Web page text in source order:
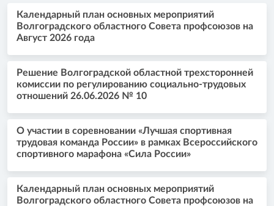
Календарный план основных мероприятий
Волгоградского областного Совета профсоюзов на
Август 2026 года
Решение Волгоградской областной трехсторонней
комиссии по регулированию социально-трудовых
отношений 26.06.2026 № 10
О участии в соревновании «Лучшая спортивная
трудовая команда России» в рамках Всероссийского
спортивного марафона «Сила России»
Календарный план основных мероприятий
Волгоградского областного Совета профсоюзов на